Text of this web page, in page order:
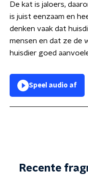
De kat is jaloers,
is juist eenzaam en
denken vaak dat
mensen en dat ze de
huisdier goed
Speel audio af
Recente